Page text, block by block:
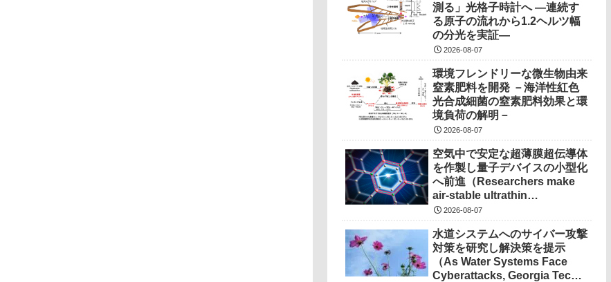
測る」光格子時計へ ―連続す
る原子の流れから1.2ヘルツ幅
の分光を実証―
2026-08-07
環境フレンドリーな微生物由来
窒素肥料を開発 －海洋性紅色
光合成細菌の窒素肥料効果と環
境負荷の解明－
2026-08-07
空気中で安定な超薄膜超伝導体
を作製し量子デバイスの小型化
へ前進（Researchers make
air-stable ultrathin
superconductors more
devices）
2026-08-07
水道システムへのサイバー攻撃
対策を研究し解決策を提示
（As Water Systems Face
Cyberattacks, Georgia Tech